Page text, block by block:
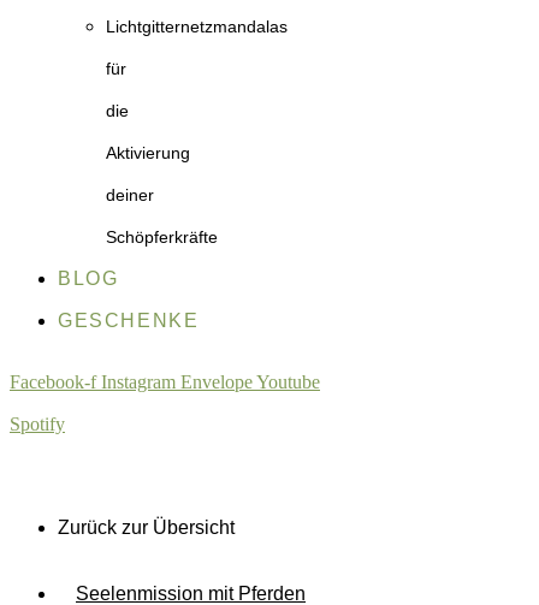
Lichtgitternetzmandalas
für
die
Aktivierung
deiner
Schöpferkräfte
BLOG
GESCHENKE
Facebook-f Instagram EnvelopeYoutube
Spotify
Zurück zur Übersicht
Seelenmission mit Pferden